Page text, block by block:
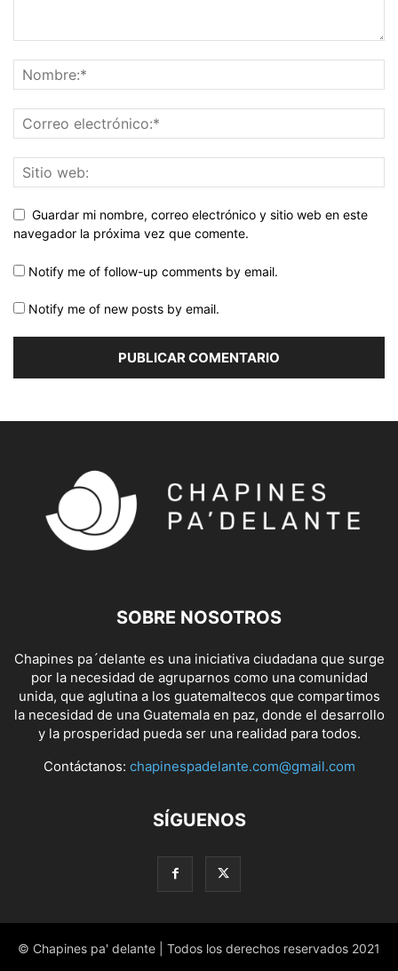
Guardar mi nombre, correo electrónico y sitio web en este
navegador la próxima vez que comente.
Notify me of follow-up comments by email.
Notify me of new posts by email.
SOBRE NOSOTROS
Chapines pa´delante es una iniciativa ciudadana que surge
por la necesidad de agruparnos como una comunidad
unida, que aglutina a los guatemaltecos que compartimos
la necesidad de una Guatemala en paz, donde el desarrollo
y la prosperidad pueda ser una realidad para todos.
Contáctanos: chapinespadelante.com@gmail.com
SÍGUENOS
© Chapines pa' delante | Todos los derechos reservados 2021